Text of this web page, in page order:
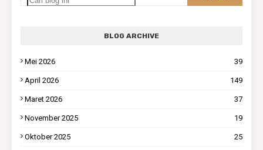
BLOG ARCHIVE
Mei 2026 39
April 2026 149
Maret 2026 37
November 2025 19
Oktober 2025 25